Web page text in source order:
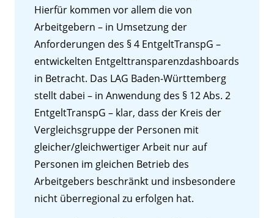
Hierfür kommen vor allem die von
Arbeitgebern – in Umsetzung der
Anforderungen des § 4 EntgeltTranspG –
entwickelten Entgelttransparenzdashboards
in Betracht. Das LAG Baden-Württemberg
stellt dabei – in Anwendung des § 12 Abs. 2
EntgeltTranspG – klar, dass der Kreis der
Vergleichsgruppe der Personen mit
gleicher/gleichwertiger Arbeit nur auf
Personen im gleichen Betrieb des
Arbeitgebers beschränkt und insbesondere
nicht überregional zu erfolgen hat.